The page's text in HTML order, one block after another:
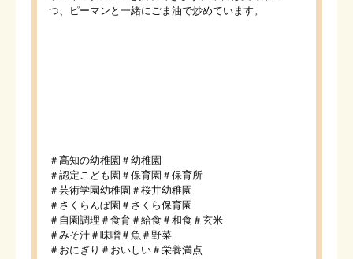
つ、ピーマンと一緒にごま油で炒めています。
＃高知の幼稚園＃幼稚園
＃認定こども園＃保育園＃保育所
＃芸術学園幼稚園＃桜井幼稚園
＃さくらんぼ園＃さくら保育園
＃自園調理＃食育＃給食＃和食＃玄米
＃みそ汁＃味噌＃魚＃野菜
＃おにぎり＃おいしい＃栄養満点